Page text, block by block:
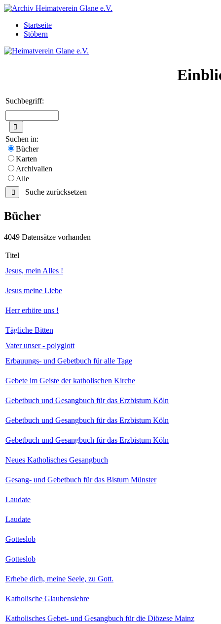
Startseite
Stöbern
Suchbegriff:
Suchen in:
Bücher
Karten
Archivalien
Alle
Suche zurücksetzen
Bücher
4049 Datensätze vorhanden
Titel
Jesus, mein Alles !
Jesus meine Liebe
Herr erhöre uns !
Tägliche Bitten
Vater unser - polyglott
Erbauungs- und Gebetbuch für alle Tage
Gebete im Geiste der katholischen Kirche
Gebetbuch und Gesangbuch für das Erzbistum Köln
Gebetbuch und Gesangbuch für das Erzbistum Köln
Gebetbuch und Gesangbuch für das Erzbistum Köln
Neues Katholisches Gesangbuch
Gesang- und Gebetbuch für das Bistum Münster
Laudate
Laudate
Gotteslob
Gotteslob
Erhebe dich, meine Seele, zu Gott.
Katholische Glaubenslehre
Katholisches Gebet- und Gesangbuch für die Diözese Mainz